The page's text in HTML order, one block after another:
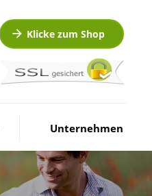
Klicke zum Shop
Unternehmen